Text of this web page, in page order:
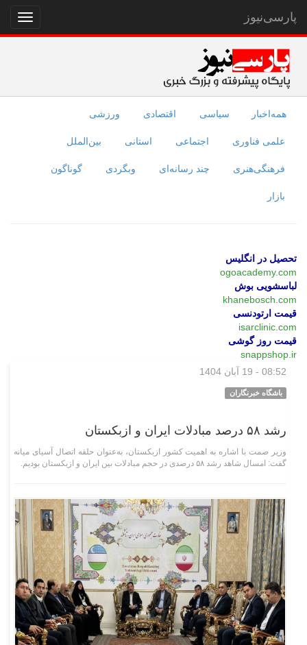
نمایش
منو
پارسی‌نیوز
همه‌اخبار سیاسی اقتصادی ورزشی
علمی فناوری اجتماعی استانی بین‌الملل
فرهنگی‌هنری چند رسانه‌ای وبگردی گوناگون
بازار
تحصیل در انگلیس
ogoacademy.com
لباسشویی بوش
khanebosch.com
قیمت ارتودنسی
isarclinic.com
قیمت روز گوشی
snappshop.ir
08:52 - 19 آبان 1404
باشگاه خبرنگاران
رشد ۵۸ درصد مبادلات ایران و ازبکستان
وزیر صمت با اشاره به اهمیت کشور ازبکستان، به‌عنوان حلقه اتصال آسیای میانه
گفت: امسال شاهد رشد ۵۸ درصدی در حجم مبادلات بین ایران و ازبکستان بودیم.